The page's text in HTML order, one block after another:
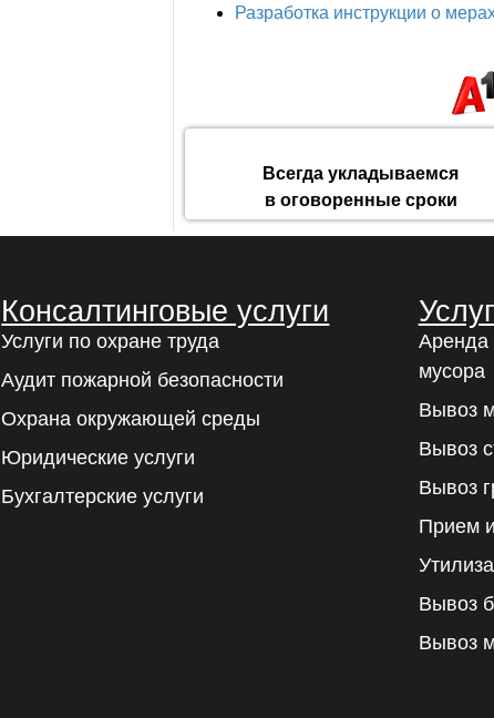
Разработка инструкции о
Всегда укладываемся
в оговоренные сроки
Консалтинговые услуги
Услуги по охране труда
Аудит пожарной безопасности
Охрана окружающей среды
Юридические услуги
Бухгалтерские услуги
Аренда
мусора
Вывоз
Вывоз
Вывоз
Прием
Вывоз
Вывоз